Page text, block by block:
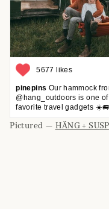
5677 likes
pinepins Our hammock
@hang_outdoors is one
favorite travel gadgets
Pictured — HÄNG +